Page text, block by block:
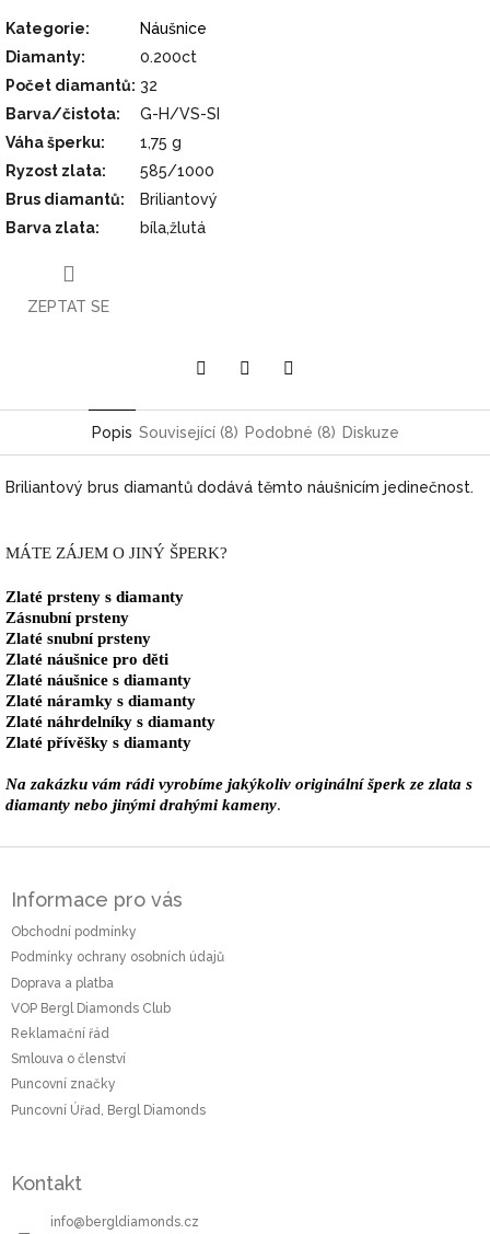
Kategorie:
Náušnice
Diamanty:
0.200ct
Počet diamantů: 32
Barva/čistota:
G-H/VS-SI
Váha šperku:
1,75 g
Ryzost zlata:
585/1000
Brus diamantů:
Briliantový
Barva zlata: bíla,žlutá
ZEPTAT SE
Popis Související (8) Podobné (8) Diskuze
Briliantový brus diamantů dodává těmto náušnicím jedinečnost.
MÁTE ZÁJEM O JINÝ ŠPERK?
Zlaté prsteny s diamanty
Zásnubní prsteny
Zlaté snubní prsteny
Zlaté náušnice pro děti
Zlaté náušnice s diamanty
Zlaté náramky s diamanty
Zlaté náhrdelníky s diamanty
Zlaté přívěšky s diamanty
Na zakázku vám rádi vyrobíme jakýkoliv originální šperk ze zlata s
diamanty nebo jinými drahými kameny.
Informace pro vás
Obchodní podmínky
Podmínky ochrany osobních údajů
Doprava a platba
VOP Bergl Diamonds Club
Reklamační řád
Smlouva o členství
Puncovní značky
Puncovní Úřad, Bergl Diamonds
Kontakt
info@ bergldiamonds.cz